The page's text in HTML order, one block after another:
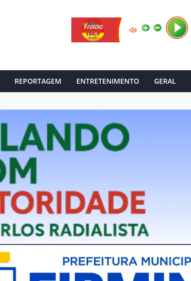
REPORTAGEM ENTRETENIMENTO GERAL